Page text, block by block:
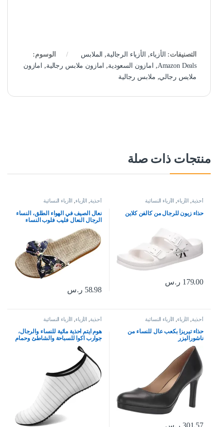
التصنيفات: الأزياء, الأزياء الرجالية, الملابس
الوسوم:
Amazon Deals
, امازون السعودية, امازون ملابس رجالية, امازون
ملايس رجالي, ملابس رجالية
منتجات ذات صلة
أحذية الأزياء الأزياء النسائية
حذاء زيون للرجال من كالفن كلاين
179.00 ر.س
أحذية الأزياء الأزياء النسائية
نعال الصيف في الهواء الطلق، النساء
الرجال النعال فليب فلوب النساء
النعال الزهور القوس الكتان فليب
فلوب الصنادل إسفين النعال النساء
أحذية
58.98 ر.س
أحذية الأزياء الأزياء النسائية
حذاء تيريزا بكعب عال للنساء من
ناشوراليزر
أحذية الأزياء الأزياء النسائية
هوم ايتم احذية مائية للنساء والرجال،
جوارب اكوا للسباحة والشاطئ وحمام
السباحة والنهر سهلة الارتداء وسريعة
الجفاف للعطلات والرحلات البحرية
من ملحقات اساسيات اليوجا والكاياك